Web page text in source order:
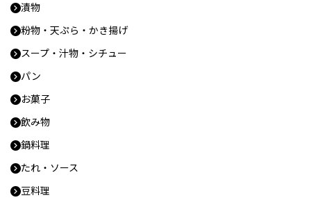
漬物
粉物・天ぷら・かき揚げ
スープ・汁物・シチュー
パン
お菓子
飲み物
鍋料理
たれ・ソース
豆料理